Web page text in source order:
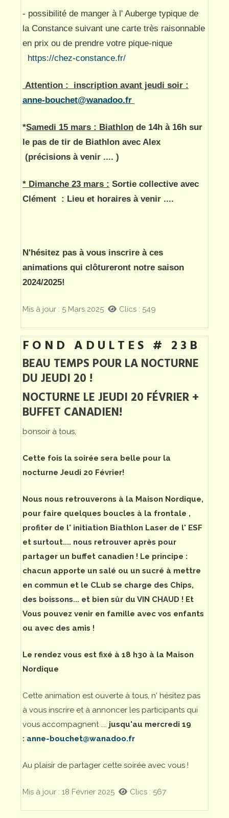
- possibilité de manger à l' Auberge typique de
la Constance suivant une carte très raisonnable
en prix ou de prendre votre pique-nique
https://chez-constance.fr/
Attention : inscription avant jeudi soir :
anne-bouchet@wanadoo.fr
*Samedi 15 mars : Biathlon de 14h à 16h sur
le pas de tir de Biathlon avec Alex
(précisions à venir .... )
* Dimanche 23 mars : Sortie collective avec
Clément : Lieu et horaires à venir ....
N'hésitez pas à vous inscrire à ces
animations qui clôtureront notre saison
2024/2025!
Mis à jour : 5 Mars 2025 Clics : 549
FOND ADULTES # 23B
BEAU TEMPS POUR LA NOCTURNE
DU JEUDI 20 !
NOCTURNE LE JEUDI 20 FÉVRIER +
BUFFET CANADIEN!
bonsoir à tous,
Cette fois la soirée sera belle pour la
nocturne Jeudi 20 Février!
Nous nous retrouverons à la Maison Nordique,
pour faire quelques boucles à la frontale ,
profiter de l' initiation Biathlon Laser de l' ESF
et surtout.... nous retrouver après pour
partager un buffet canadien ! Le principe :
chacun apporte un salé ou un sucré à mettre
en commun et le CLub se charge des Chips,
des boissons... et bien sûr du VIN CHAUD ! Et
Vous pouvez venir en famille avec vos enfants
ou avec des amis !
Le rendez vous est fixé à 18 h30 à la Maison
Nordique
Cette animation est ouverte à tous, n' hésitez pas
à vous inscrire et à annoncer les participants qui
vous accompagnent .... jusqu'au mercredi 19
: anne-bouchet@wanadoo.fr
Au plaisir de partager cette soirée avec vous !
Mis à jour : 18 Février 2025 Clics : 567